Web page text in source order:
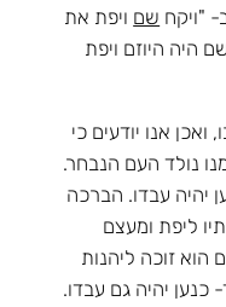
שם ויפת את
היה היוזם ויפת
אנו יודעים כי
נולד העם הנבחר.
יהיה עבדו. הברכה
ליפת ומעצם
זוכה ליהנות
כנען יהיה גם עבדו.